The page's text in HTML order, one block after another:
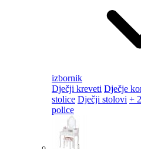
izbornik
Dječji kreveti Dječje
stolice Dječji stolovi +
police